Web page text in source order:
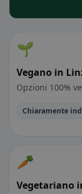
🌱
Vegano in
Opzioni 100%
Chiaramente
🥕
Vegetariano